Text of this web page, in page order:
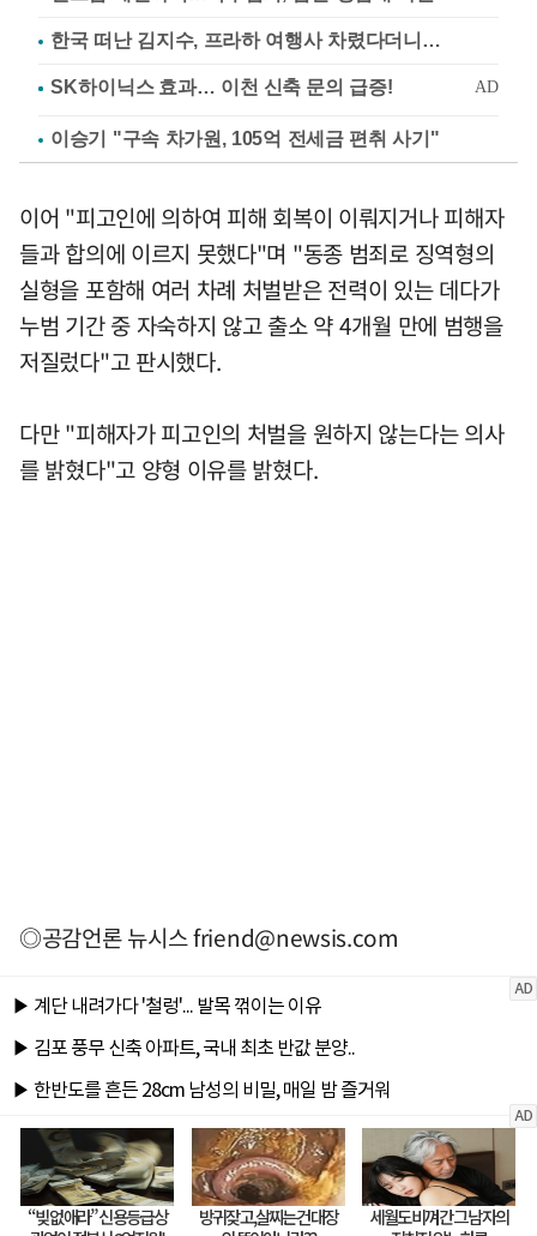
한국 떠난 김지수, 프라하 여행사 차렸다더니…
이승기 "구속 차가원, 105억 전세금 편취 사기"
이어 "피고인에 의하여 피해 회복이 이뤄지거나 피해자
들과 합의에 이르지 못했다"며 "동종 범죄로 징역형의
실형을 포함해 여러 차례 처벌받은 전력이 있는 데다가
누범 기간 중 자숙하지 않고 출소 약 4개월 만에 범행을
저질렀다"고 판시했다.
다만 "피해자가 피고인의 처벌을 원하지 않는다는 의사
를 밝혔다"고 양형 이유를 밝혔다.
◎공감언론 뉴시스friend@newsis.com